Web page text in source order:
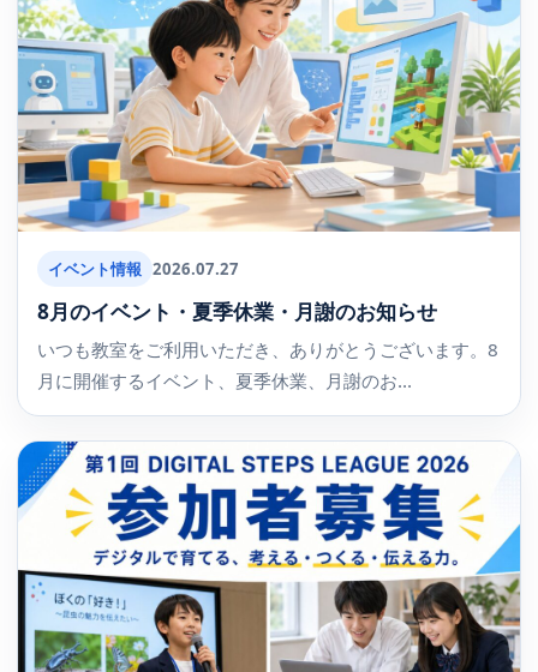
イベント情報 2026.07.27
8月のイベント・夏季休業・月謝のお知らせ
いつも教室をご利用いただき、ありがとうございます。8
月に開催するイベント、夏季休業、月謝のお...